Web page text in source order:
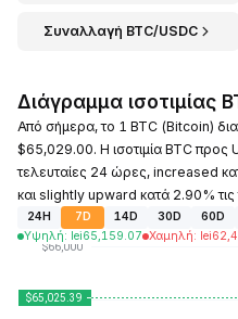
Συναλλαγή BTC/USDC
Διάγραμμα ισοτιμίας
Από σήμερα, το 1 BTC (Bitcoin)
$65,029.00. Η ισοτιμία BTC προς
τελευταίες 24 ώρες, increased
και slightly upward κατά 2.90%
24H 7D 14D 30D 60D
Υψηλή: lei65,159.07 Χαμηλή: lei